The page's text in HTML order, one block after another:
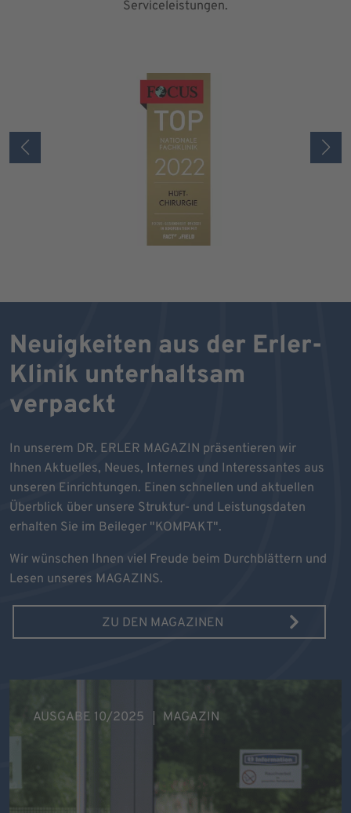
Serviceleistungen.
Neuigkeiten aus der Erler-
Klinik unterhaltsam
verpackt
In unserem DR. ERLER MAGAZIN präsentieren wir
Ihnen Aktuelles, Neues, Internes und Interessantes aus
unseren Einrichtungen. Einen schnellen und aktuellen
Überblick über unsere Struktur- und Leistungsdaten
erhalten Sie im Beileger "KOMPAKT".
Wir wünschen Ihnen viel Freude beim Durchblättern und
Lesen unseres MAGAZINS.
ZU DEN MAGAZINEN
AUSGABE 10/2025 MAGAZIN